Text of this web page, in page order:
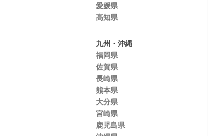
愛媛県
高知県
九州・沖縄
福岡県
佐賀県
長崎県
熊本県
大分県
宮崎県
鹿児島県